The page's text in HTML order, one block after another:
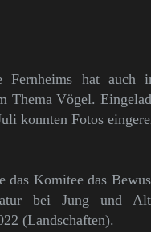
Fernheims hat auch
Thema Vögel.
konnten Fotos
Komitee das
bei Jung und Alt
(Landschaften).